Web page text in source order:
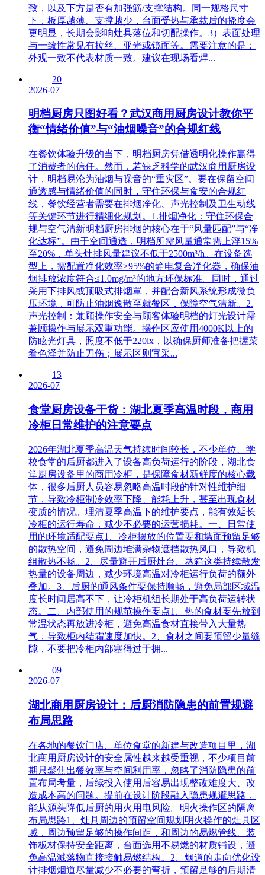
致，以及下方是否有加强筋/支撑结构。同一规格尺寸
下，板厚越薄、支撑越少，台面受热与承载后的挠度会
更明显，长期会影响灶具落位和切配操作。3）表面处理
与一致性常见有拉丝、亚光或镜面等。需要注意的是：
外观一致不代表材质一致。建议在现场看焊...
20
2026-07
明档厨房只图好看？武汉商用厨房设计教你平
衡“情绪价值”与“油烟噪音”的合规红线
在餐饮体验升级的当下，明档厨房凭借透明化操作赢得
了消费者的信任。然而，若缺乏科学的武汉商用厨房设
计，明档易沦为油烟与噪音的“重灾区”。要在保留空间
通透感与情绪价值的同时，守住环保与食安的合规红
线，餐饮经营者需要在排烟净化、声光控制及卫生动线
等关键环节进行精细化规划。1.排烟净化：守住环保合
规与空气清新明档厨房排烟的核心在于“风量匹配”与“净
化达标”。由于空间通透，明档所需风量通常需上浮15%
至20%，单头灶排风量建议不低于2500m³/h。在设备选
型上，需配置净化效率≥95%的静电复合净化器，确保油
烟排放浓度符合≤1.0mg/m³的地方环保标准。同时，通过
采用下排风或顶吸式排烟罩，并配合新风系统形成微负
压环境，可防止油烟逸散至就餐区，保障空气清新。2.
声光控制：兼顾操作安全与顾客体验明档的灯光设计需
兼顾操作与展示双重功能。操作区应使用4000K以上的
防眩光灯具，照度不低于220lx，以确保厨师准备把握菜
肴色泽并防止刀伤；展示区则宜采...
13
2026-07
食堂厨房设备干货：湖北夏季高温时段，商用
冷柜日常维护的注意要点
2026年湖北夏季高温天气持续时间较长，不少单位、学
校食堂的后厨都进入了设备高负荷运行的阶段，湖北食
堂厨房设备里的商用冷柜，是保障食材新鲜度的核心载
体，很多后厨人员容易忽略高温时段的针对性维护细
节，导致冷柜制冷效率下降、能耗上升，甚至出现食材
变质的情况。理清夏季高温下的维护要点，能有效延长
冷柜的运行寿命，减少不必要的运营损耗。一、日常使
用的环境适配要点1、冷柜摆放的位置要和墙面预留足够
的散热空间，避免周边堆满杂物遮挡散热风口，导致机
组散热不畅。2、尽量避开后厨灶台、蒸箱这类持续散发
热量的设备周边，减少环境高温对冷柜运行负荷的额外
叠加。3、后厨的通风条件要保持顺畅，避免局部区域温
度长时间居高不下，让冷柜机组长期处于高负荷运转状
态。二、内部使用的规范操作要点1、热的食材要先放到
常温状态再放进冷柜，避免高温食材直接带入大量热
气，导致柜内结霜速度加快。2、食材之间要预留少量缝
隙，不要把冷柜内部塞得过于拥...
09
2026-07
湖北商用厨房设计：后厨消防隐患的前置规避
布局思路
在各地的餐饮门店、单位食堂的新建与改造项目里，湖
北商用厨房设计的安全属性越来越受重视，不少项目前
期只聚焦出餐效率与空间利用率，忽略了消防隐患的前
置布局考量，后续投入使用后容易出现整改难度大、改
造成本高的问题。提前在设计阶段融入隐患规避思路，
能从源头降低后厨的用火用电风险。明火操作区的隔离
布局思路1、灶具周边的预留空间规划明火操作的灶具区
域，周边预留足够的操作间距，和周边的易燃管线、装
饰板材保持安全距离，台面选用不易燃的材质铺设，避
免高温溅落物直接接触易燃结构。2、烟道的走向优化设
计排烟烟道尽量减少不必要的弯折，预留足够的后期清